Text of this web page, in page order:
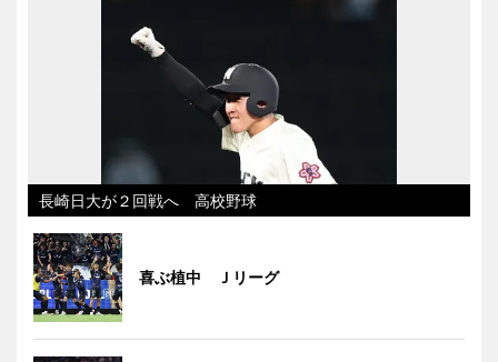
長崎日大が２回戦へ 高校野球
喜ぶ植中 Ｊリーグ